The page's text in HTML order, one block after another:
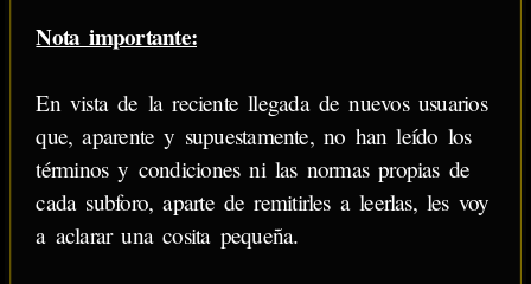
Nota importante:
En vista de la reciente llegada de nuevos usuarios
que, aparente y supuestamente, no han leído los
términos y condiciones ni las normas propias de
cada subforo, aparte de remitirles a leerlas, les voy
a aclarar una cosita pequeña.